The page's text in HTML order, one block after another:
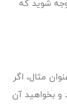
شوید که
مثال، اگر
و بخواهید آن